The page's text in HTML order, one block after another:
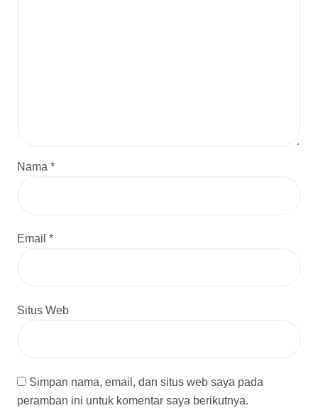
Nama *
Email *
Situs Web
Simpan nama, email, dan situs web saya pada
peramban ini untuk komentar saya berikutnya.